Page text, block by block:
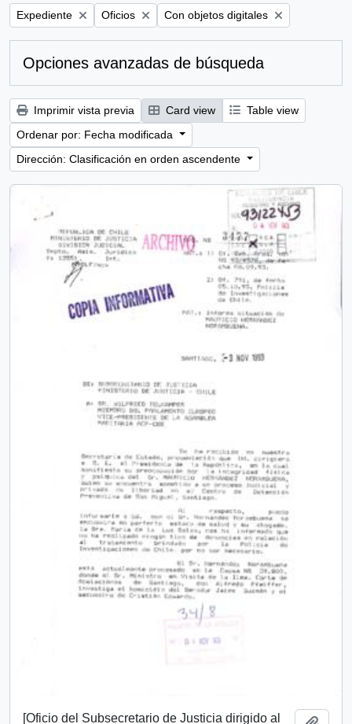
Remove filter:
Expediente Remove filter:
Oficios Remove filter:
Con objetos digitales
Opciones avanzadas de búsqueda
Imprimir vista previa Card view
Table view
Ordenar por: Fecha modificada
Dirección: Clasificación en orden ascendente
[Oficio del Subsecretario de Justicia dirigido al